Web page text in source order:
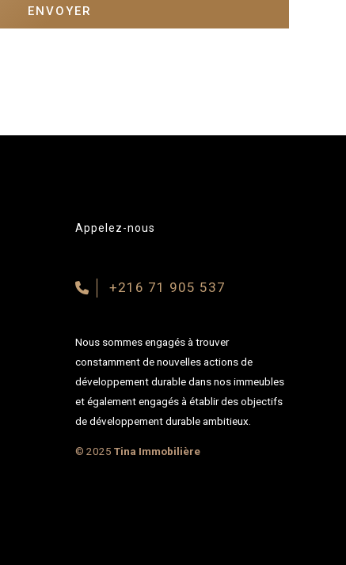
Appelez-nous
+216 71 905 537
Nous sommes engagés à trouver
constamment de nouvelles actions de
développement durable dans nos immeubles
et également engagés à établir des objectifs
de développement durable ambitieux.
© 2025 Tina Immobilière